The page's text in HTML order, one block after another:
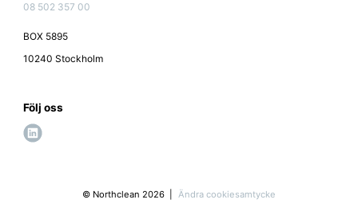
08 502 357 00
BOX 5895
10240 Stockholm
Följ oss
l
© Northclean 2026 Ändra cookiesamtycke